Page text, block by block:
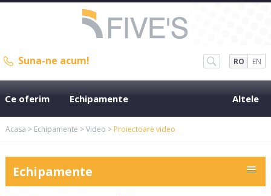
Suna-ne acum! RO EN
Ce oferim Echipamente Altele
Acasa > Echipamente >Video >Proiectoare video
Echipamente